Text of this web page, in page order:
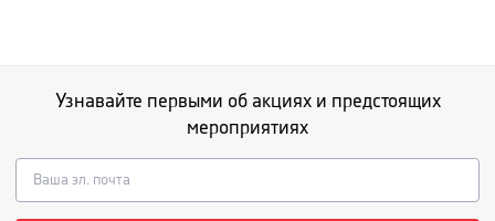
Узнавайте первыми об акциях и предстоящих
мероприятиях